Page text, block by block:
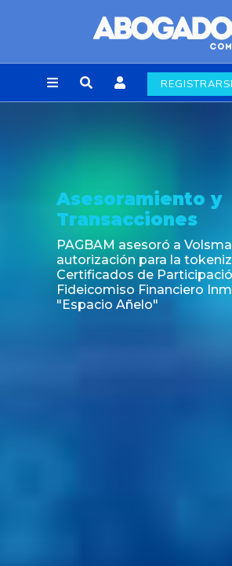
Noticia
Fin de la obligación de
laborales en la Ciudad de